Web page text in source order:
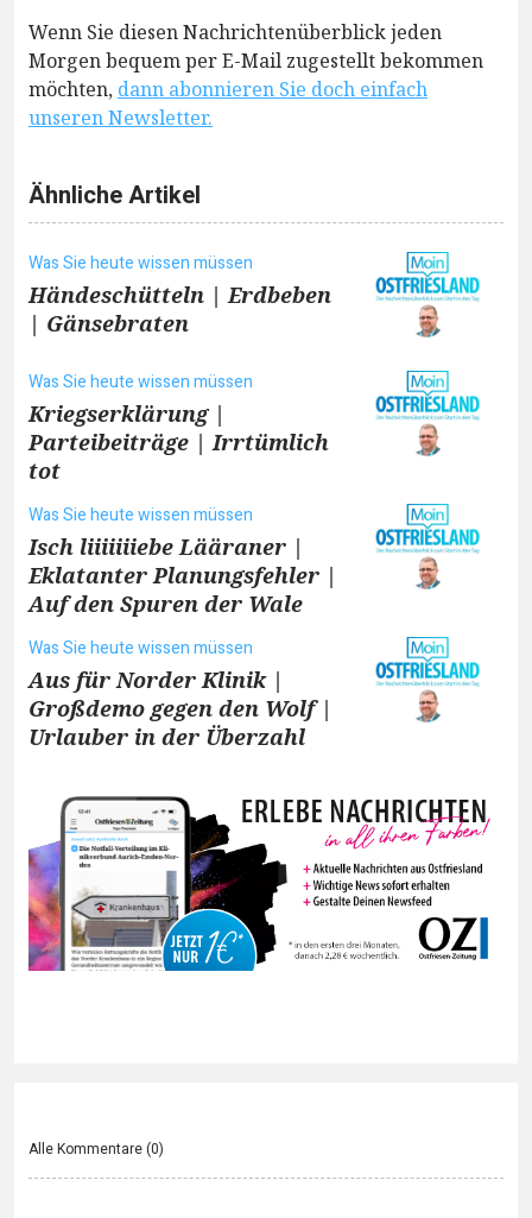
Wenn Sie diesen Nachrichtenüberblick jeden
Morgen bequem per E-Mail zugestellt bekommen
möchten, dann abonnieren Sie doch einfach
unseren Newsletter.
Ähnliche Artikel
Was Sie heute wissen müssen
Händeschütteln | Erdbeben
| Gänsebraten
Was Sie heute wissen müssen
Kriegserklärung |
Parteibeiträge | Irrtümlich
tot
Was Sie heute wissen müssen
Isch liiiiiiiebe Lääraner |
Eklatanter Planungsfehler |
Auf den Spuren der Wale
Was Sie heute wissen müssen
Aus für Norder Klinik |
Großdemo gegen den Wolf |
Urlauber in der Überzahl
Alle Kommentare (0)